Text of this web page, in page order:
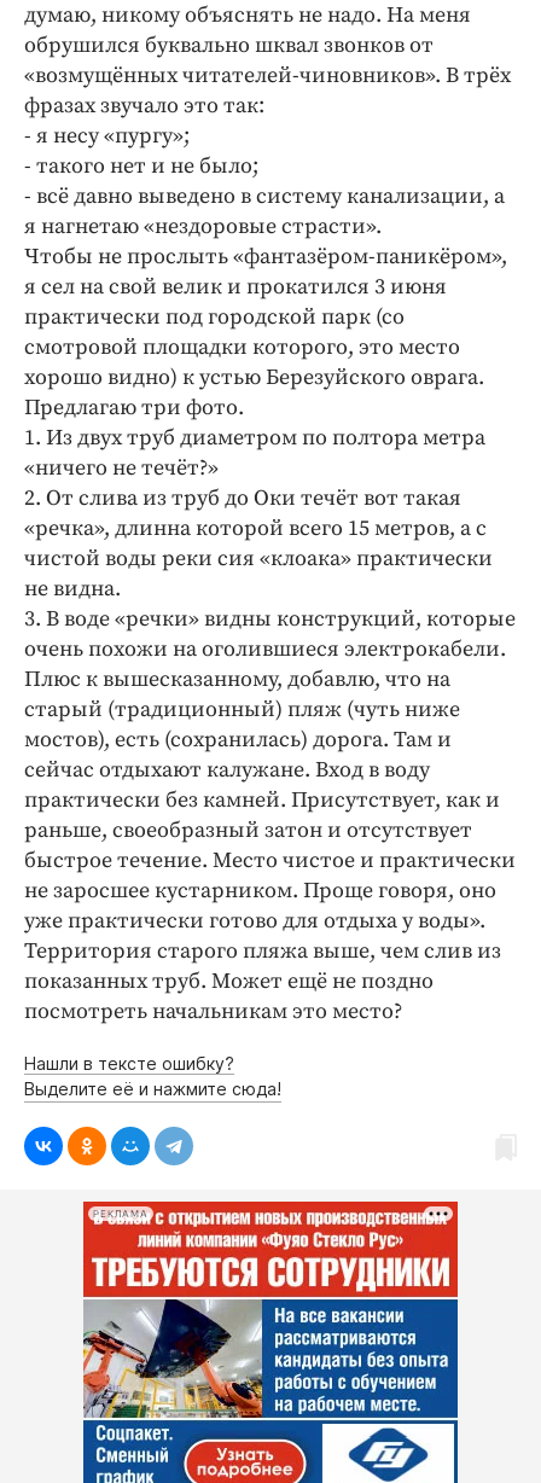
Общество
Погода
Праздники
Происшествия
Спорт
Экономика и бизнес
ПРОЕКТЫ
Блоги
Издания
Медиаперсона
Интересное чтиво
Клиника года
Бренд года
Работодатель года
думаю, никому объяснять не надо. На меня
обрушился буквально шквал звонков от
«возмущённых читателей-чиновников». В трёх
фразах звучало это так:
- я несу «пургу»;
- такого нет и не было;
- всё давно выведено в систему канализации, а
я нагнетаю «нездоровые страсти».
Чтобы не прослыть «фантазёром-паникёром»,
я сел на свой велик и прокатился 3 июня
практически под городской парк (со
смотровой площадки которого, это место
хорошо видно) к устью Березуйского оврага.
Предлагаю три фото.
1. Из двух труб диаметром по полтора метра
«ничего не течёт?»
2. От слива из труб до Оки течёт вот такая
«речка», длинна которой всего 15 метров, а с
чистой воды реки сия «клоака» практически
не видна.
3. В воде «речки» видны конструкций, которые
очень похожи на оголившиеся электрокабели.
Плюс к вышесказанному, добавлю, что на
старый (традиционный) пляж (чуть ниже
мостов), есть (сохранилась) дорога. Там и
сейчас отдыхают калужане. Вход в воду
практически без камней. Присутствует, как и
раньше, своеобразный затон и отсутствует
быстрое течение. Место чистое и практически
не заросшее кустарником. Проще говоря, оно
уже практически готово для отдыха у воды».
Территория старого пляжа выше, чем слив из
показанных труб. Может ещё не поздно
посмотреть начальникам это место?
Нашли в тексте ошибку?
Выделите её и нажмите сюда!
РЕКЛАМА